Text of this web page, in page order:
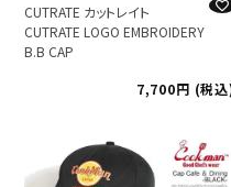
CUTRATE カットレイト
CUTRATE LOGO EMBROIDERY
B.B CAP
7,700
税込